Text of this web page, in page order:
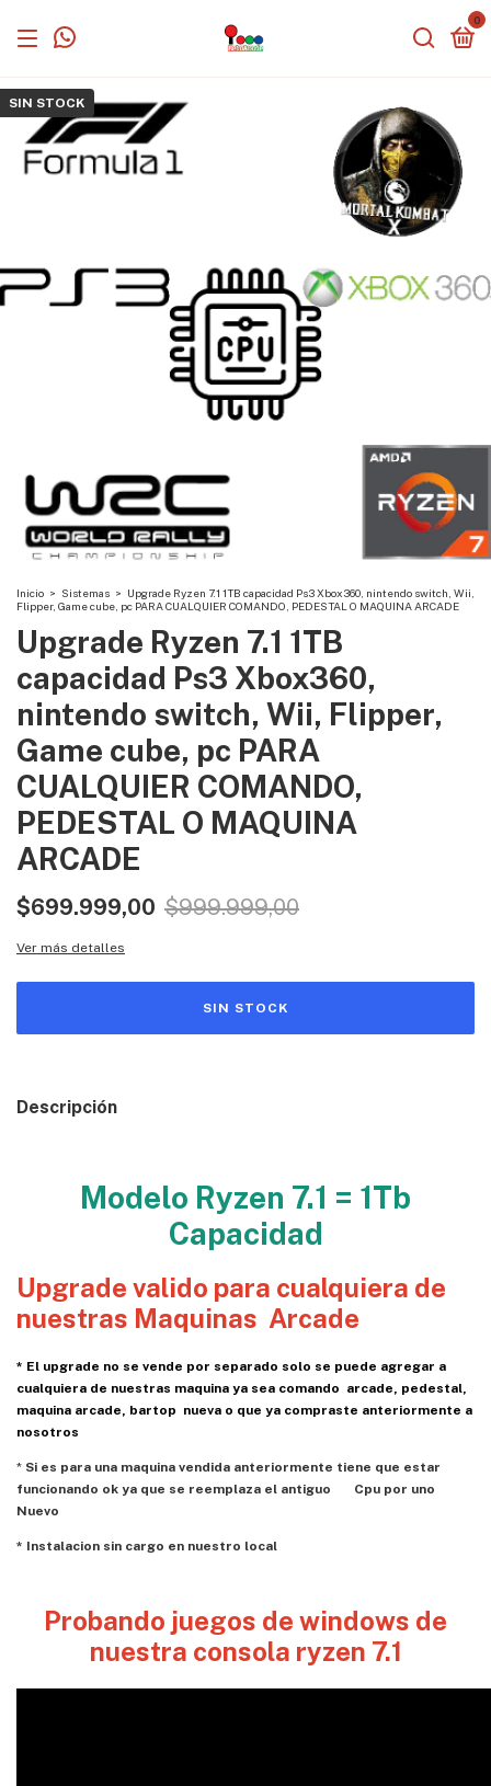
0
SIN STOCK
Inicio > Sistemas > Upgrade Ryzen 7.1 1TB capacidad Ps3 Xbox360, nintendo switch, Wii,
Flipper, Game cube, pc PARA CUALQUIER COMANDO, PEDESTAL O MAQUINA ARCADE
Upgrade Ryzen 7.1 1TB
capacidad Ps3 Xbox360,
nintendo switch, Wii, Flipper,
Game cube, pc PARA
CUALQUIER COMANDO,
PEDESTAL O MAQUINA
ARCADE
$699.999,00 $999.999,00
Ver más detalles
Descripción
Modelo Ryzen 7.1 = 1Tb
Capacidad
Upgrade valido para cualquiera de
nuestras Maquinas Arcade
* El upgrade no se vende por separado solo se puede agregar a
cualquiera de nuestras maquina ya sea comando arcade, pedestal,
maquina arcade, bartop nueva o que ya compraste anteriormente a
nosotros
* Si es para una maquina vendida anteriormente tiene que estar
funcionando ok ya que se reemplaza el antiguo Cpu por uno
Nuevo
* Instalacion sin cargo en nuestro local
Probando juegos de windows de
nuestra consola ryzen 7.1